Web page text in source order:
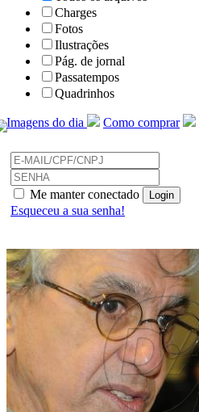
Charges
Fotos
Ilustrações
Pág. de jornal
Passatempos
Quadrinhos
Imagens do dia Como comprar
Me manter conectado
Esqueceu a sua senha!